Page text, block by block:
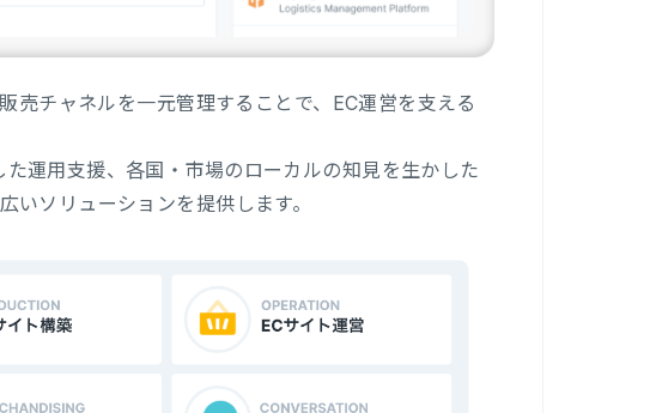
売チャネルを一元管理することで、EC運営を支える
運用支援、各国・市場のローカルの知見を生かした
いソリューションを提供します。